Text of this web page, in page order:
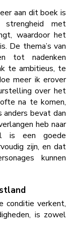
aan dit boek is
met
waardoor het
De thema’s van
tot nadenken
te ambitieus, te
meer ik erover
over het
na te komen,
anders bevat dan
heb naar
is een goede
zijn, en dat
kunnen
conditie verkent,
is zowel